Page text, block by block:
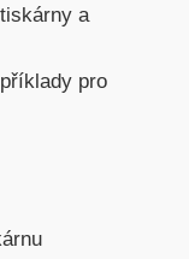
a
pro